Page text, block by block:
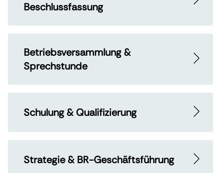
Beschlussfassung
Betriebsversammlung &
Sprechstunde
Schulung & Qualifizierung
Strategie & BR-Geschäftsführung